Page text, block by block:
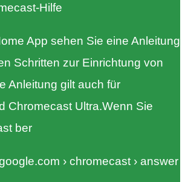
Hilfe
App sehen Sie eine Anleitung
Schritten zur Einrichtung von
Anleitung gilt auch für
Chromecast Ultra.Wenn Sie
ber
› chromecast › answer